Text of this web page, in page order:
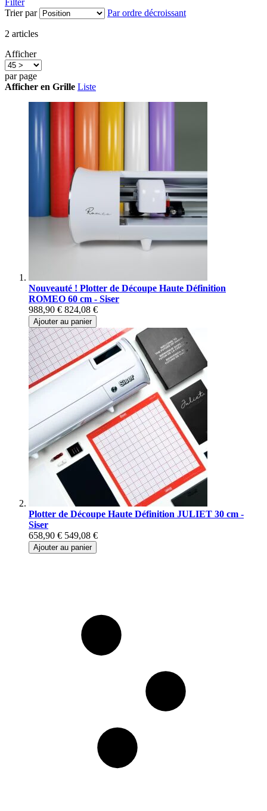
Filter
Trier par
Par ordre décroissant
2 articles
Afficher
par page
Afficher en Grille Liste
Nouveauté ! Plotter de Découpe Haute Définition
ROMEO 60 cm - Siser
988,90 € 824,08 €
Ajouter au panier
Plotter de Découpe Haute Définition JULIET 30 cm -
Siser
658,90 € 549,08 €
Ajouter au panier